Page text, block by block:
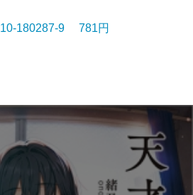
180287-9 781円